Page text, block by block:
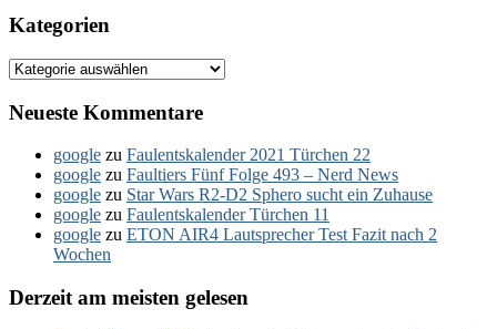
Kategorien
Kategorien
Neueste Kommentare
google zu Faulentskalender 2021 Türchen 22
google zu Faultiers Fünf Folge 493 – Nerd News
google zu Star Wars R2-D2 Sphero sucht ein Zuhause
google zu Faulentskalender Türchen 11
google zu ETON AIR4 Lautsprecher Test Fazit nach 2
Wochen
Derzeit am meisten gelesen